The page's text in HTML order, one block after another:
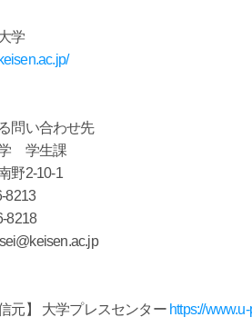
学
問い合わせ先
学生課
野2-10-1
8213
8218
元】 大学プレスセンター https://